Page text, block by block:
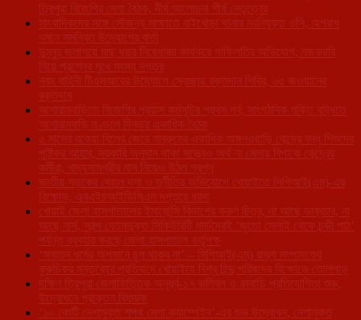
ত্রিপুরা বিজেপির মেগা বৈঠক, দীর্ঘ আলোচনা শীর্ষ নেতৃত্বের
সাংবাদিকদের সঙ্গে সৌজন্য সাক্ষাতে বাইখোড়া থানার নবনিযুক্ত ওসি, অপরাধ
দমনে সমন্বিত উদ্যোগের বার্তা
ডুম্বুর জলাশয়ে মাছ ধরার নিষেধাজ্ঞা কার্যকরে গাফিলতির অভিযোগ, নজরদারি
নিয়ে প্রশ্নের মুখে মৎস্য দপ্তর
নবম বাহিনী টিএসআরের উদ্যোগে স্বেচ্ছায় রক্তদান শিবির, ৬৫ জওয়ানের
রক্তদান
আশারামবাড়িতে বিজেপির প্রয়াস কর্মসূচির প্রথম পর্ব, সাংগঠনিক শক্তি বৃদ্ধিতে
আশারামবাড়ি মণ্ডলে দিনভর একাধিক বৈঠক
৫ মাসের বকেয়া বিলের জেরে সাব্রুমের একাধিক অঙ্গনওয়াড়ি কেন্দ্রে বন্ধ শিশুদের
পুষ্টিকর আহার, সরকারি অনুদান থাকা সত্ত্বেও অর্থ না মেলায় বিপাকে কেন্দ্রের
কর্মীরা, খাদ্যসামগ্রীর মান নিয়েও উঠল প্রশ্ন
জাতীয় সড়কের বেহাল দশা ও দুর্নীতির অভিযোগে খোয়াইতে সিপিআই(এম)-এর
বিক্ষোভ, এনএইচআইডিসিএল দপ্তরে ধরনা
খোয়াই জেলা হাসপাতালের ইমার্জেন্সি বিভাগের করুণ চিত্র, না আছে ডাক্তার, না
আছে নার্স, স্বল্প বেতনভূক্ত সিকিউরিটি গার্ডদেরই ‘জুতো সেলাই থেকে চন্ডী পাঠ’
পর্যন্ত ব্যবহার করছে জেলা হাসপাতাল কর্তৃপক্ষ
‘সনাতন ধর্মের অপমানে চুপ থাকব না’ – সিপিআই(এম) রাজ্য সম্পাদকের
কুরুচিকর মন্তব্যের প্রতিবাদে খোয়াইয়ে বিশ্ব হিন্দু পরিষদের বিক্ষোভে তোলপাড়
দক্ষিণ ত্রিপুরা জেলাভিত্তিক অনূর্ধ্ব-১৭ ভলিবল ও কাবাডি প্রতিযোগিতা শুরু,
উদ্বোধনে প্রাক্তন বিধায়ক
‘১০ কোটি নেশামুক্ত শপথ মেগা ক্যাম্পেইন’-এর শুভ উদ্বোধন, নেশামুক্ত